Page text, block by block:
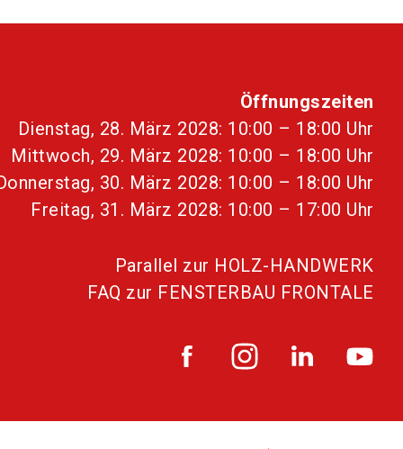
Öffnungszeiten
Dienstag, 28. März 2028: 10:00 – 18:00 Uhr
Mittwoch, 29. März 2028: 10:00 – 18:00 Uhr
30. März 2028: 10:00 – 18:00 Uhr
Freitag, 31. März 2028: 10:00 – 17:00 Uhr
Parallel zur HOLZ-HANDWERK
FAQ zur FENSTERBAU FRONTALE